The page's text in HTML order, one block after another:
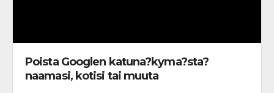
Poista Googlen katuna?kyma?sta?
naamasi, kotisi tai muuta